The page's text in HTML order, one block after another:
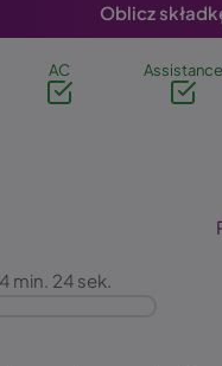
Oblicz
AC Assistance
min. 24 sek.